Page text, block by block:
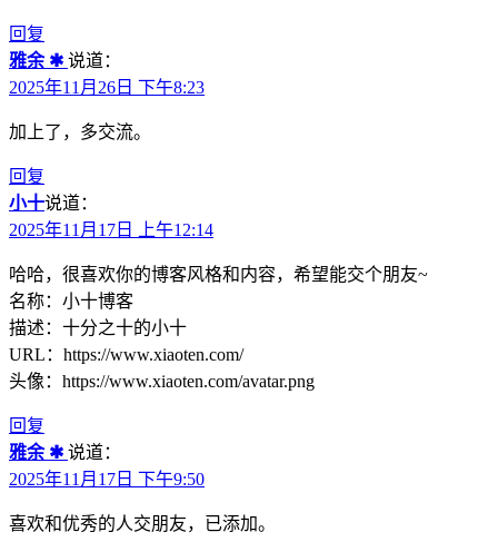
回复
雅余 ✱ 说道：
2025年11月26日 下午8:23
加上了，多交流。
回复
小十说道：
2025年11月17日 上午12:14
哈哈，很喜欢你的博客风格和内容，希望能交个朋友~
名称：小十博客
描述：十分之十的小十
URL：https://www.xiaoten.com/
头像：https://www.xiaoten.com/avatar.png
回复
雅余 ✱ 说道：
2025年11月17日 下午9:50
喜欢和优秀的人交朋友，已添加。